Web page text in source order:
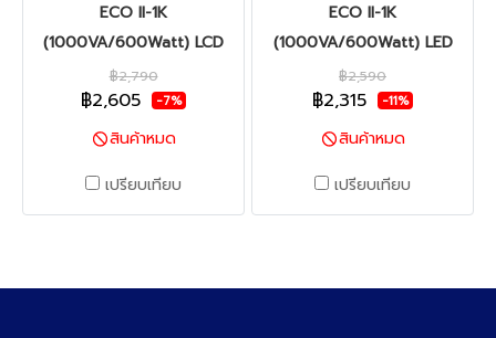
ECO II-1K
(1000VA/600Watt) LCD
฿2,790
฿2,605 -7%
สินค้าหมด
เปรียบเทียบ
ECO II-1K
(1000VA/600Watt) LED
฿2,590
฿2,315 -11%
สินค้าหมด
เปรียบเทียบ